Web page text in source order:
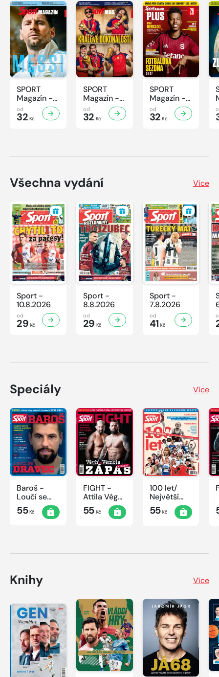
SPORT
Magazín -
32/2026
od
32 Kč
SPORT
Magazín -
31/2026
od
32 Kč
SPORT
Magazín -
30/2026
od
32 Kč
Všechna vydání Více
Sport -
10.8.2026
od
29 Kč
Sport -
8.8.2026
od
29 Kč
Sport -
7.8.2026
od
41 Kč
Speciály Více
Baroš -
Loučí se
dravec
55Kč
FIGHT -
Attila Végh
vs. Karlos
Vémola
55Kč
100 let/
Největší
okamžiky
českého
55Kč
Knihy Více